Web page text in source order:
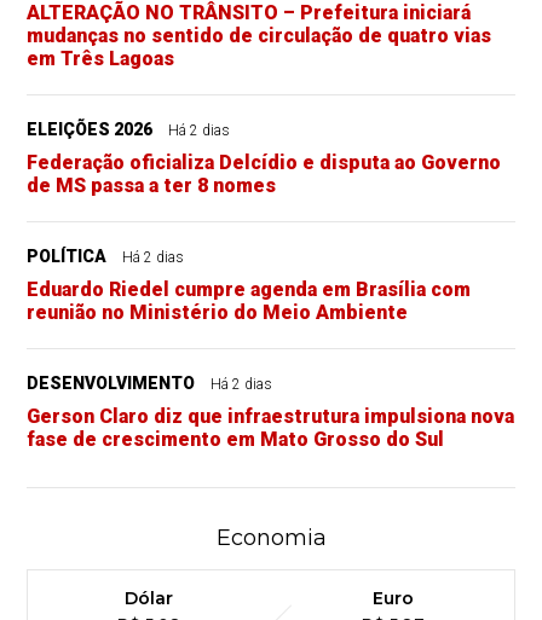
ALTERAÇÃO NO TRÂNSITO – Prefeitura iniciará
mudanças no sentido de circulação de quatro vias
em Três Lagoas
ELEIÇÕES 2026 Há 2 dias
Federação oficializa Delcídio e disputa ao Governo
de MS passa a ter 8 nomes
POLÍTICA Há 2 dias
Eduardo Riedel cumpre agenda em Brasília com
reunião no Ministério do Meio Ambiente
DESENVOLVIMENTO Há 2 dias
Gerson Claro diz que infraestrutura impulsiona nova
fase de crescimento em Mato Grosso do Sul
Economia
Dólar
Euro